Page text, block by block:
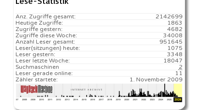
2142699
Anz. Zugriffe gesamt:
1863
Heutige Zugriffe:
4682
Zugriffe gestern:
34008
Zugriffe diese Woche:
951645
Anzahl Leser gesamt:
1075️
Leser(sitzungen) heute:
3348
Leser gestern:
18047️
Leser letzte Woche:
2
Suchmaschinen
11
Leser gerade online:
1. November 2009
Zähler startete: